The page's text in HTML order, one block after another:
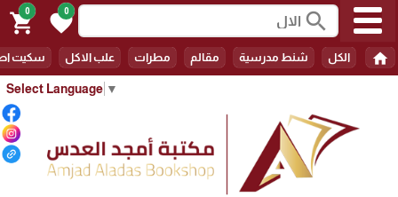
Select Language ▼
search
0
favorite
0
shopping_cart
home الكل شنط مدرسية مقالم مطرات علب الاكل سكيت